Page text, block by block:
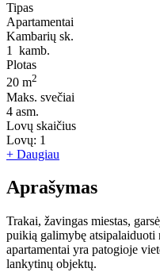
Tipas
Apartamentai
Kambarių sk.
1
kamb.
Plotas
20 m2
Maks. svečiai
4 asm.
Lovų skaičius
Lovų: 1
+ Daugiau
Aprašymas
Trakai, žavingas miestas,
puikią galimybę atsipalaiduoti
apartamentai yra patogioje
lankytinų objektų.